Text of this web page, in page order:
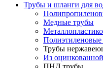
Трубы и шланги для
Медные трубы
Полиэтиленовые
Трубы
Из
ПНД трубы